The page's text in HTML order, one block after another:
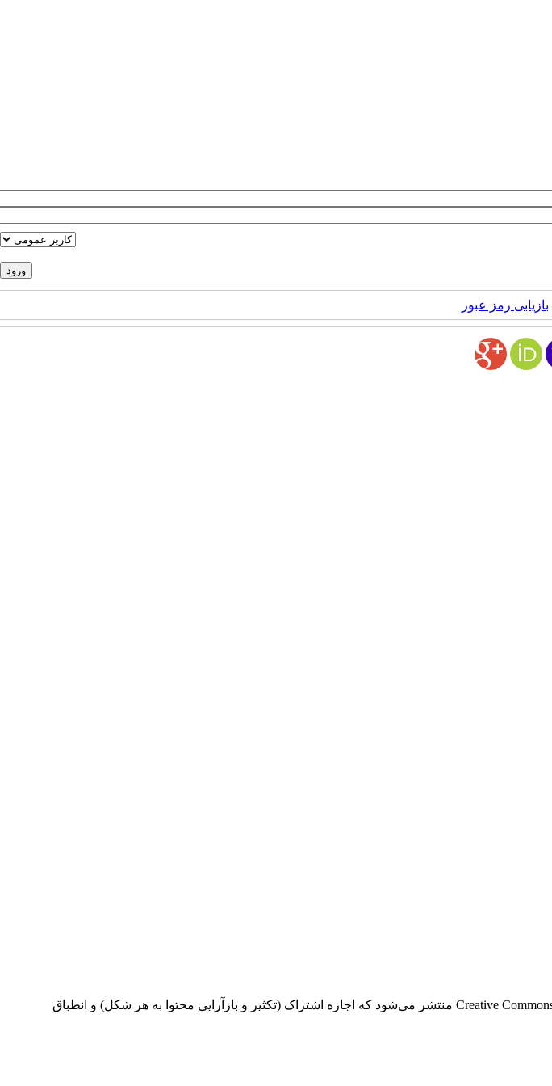
بازیابی رمز عبور
این نشریه ی دارای دسترسی باز، تحت قوانین گواهینامه بین‌المللی Creative Commons Attribution 4.0 International License منتشر می‌شود که اجازه اشتراک (تکثیر و بازآرایی محتوا به هر شکل) و انطباق